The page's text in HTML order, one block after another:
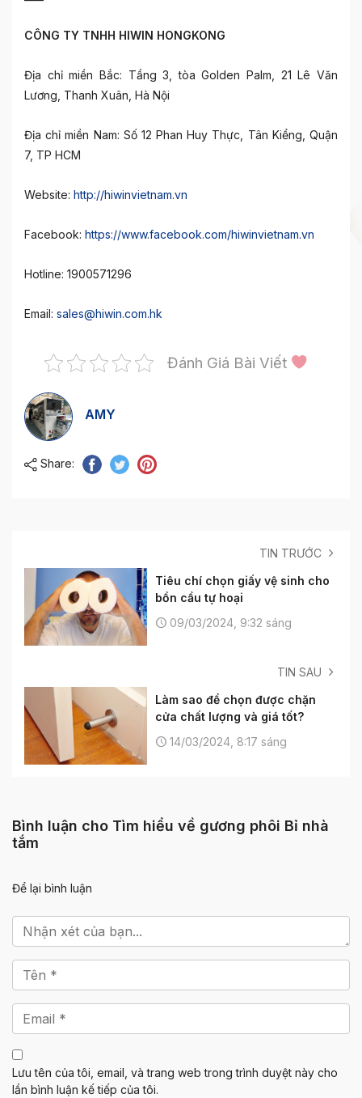
CÔNG TY TNHH HIWIN HONGKONG
Địa chỉ miền Bắc: Tầng 3, tòa Golden Palm, 21 Lê Văn
Lương, Thanh Xuân, Hà Nội
Địa chỉ miền Nam: Số 12 Phan Huy Thực, Tân Kiểng, Quận
7, TP HCM
Website: http://hiwinvietnam.vn
Facebook: https://www.facebook.com/hiwinvietnam.vn
Hotline: 1900571296
Email: sales@hiwin.com.hk
Đánh Giá Bài Viết
AMY
Share:
TIN TRƯỚC
Tiêu chí chọn giấy vệ sinh cho
bồn cầu tự hoại
09/03/2024, 9:32 sáng
TIN SAU
Làm sao để chọn được chặn
cửa chất lượng và giá tốt?
14/03/2024, 8:17 sáng
Bình luận cho Tìm hiểu về gương phôi Bỉ nhà
tắm
Để lại bình luận
Lưu tên của tôi, email, và trang web trong trình duyệt này cho
lần bình luận kế tiếp của tôi.